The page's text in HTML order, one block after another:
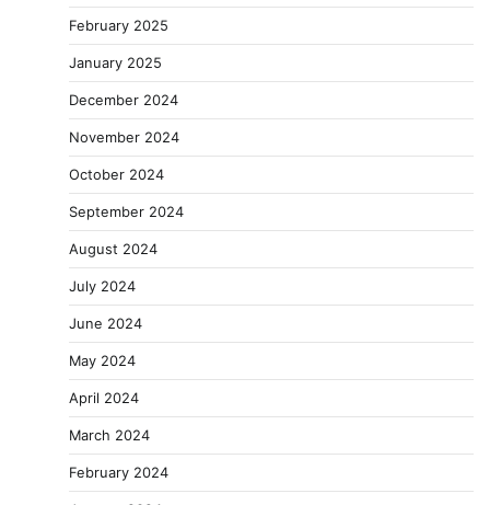
February 2025
January 2025
December 2024
November 2024
October 2024
September 2024
August 2024
July 2024
June 2024
May 2024
April 2024
March 2024
February 2024